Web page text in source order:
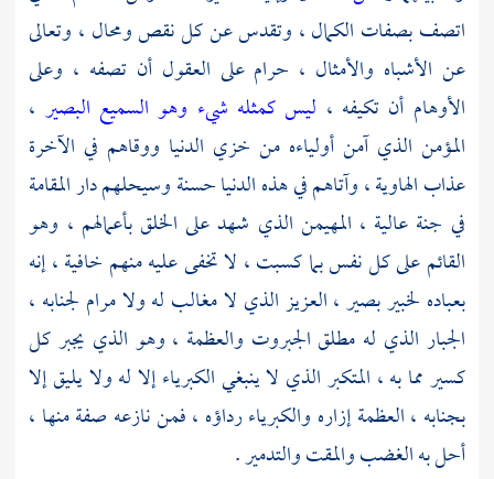
اتصف بصفات الكمال ، وتقدس عن كل نقص ومحال ، وتعالى
عن الأشباه والأمثال ، حرام على العقول أن تصفه ، وعلى
الأوهام أن تكيفه ، ليس كمثله شيء وهو السميع البصير ،
المؤمن الذي آمن أولياءه من خزي الدنيا ووقاهم في الآخرة
عذاب الهاوية ، وآتاهم في هذه الدنيا حسنة وسيحلهم دار المقامة
في جنة عالية ، المهيمن الذي شهد على الخلق بأعمالهم ، وهو
القائم على كل نفس بما كسبت ، لا تخفى عليه منهم خافية ، إنه
بعباده لخبير بصير ، العزيز الذي لا مغالب له ولا مرام لجنابه ،
الجبار الذي له مطلق الجبروت والعظمة ، وهو الذي يجبر كل
كسير مما به ، المتكبر الذي لا ينبغي الكبرياء إلا له ولا يليق إلا
بجنابه ، العظمة إزاره والكبرياء رداؤه ، فمن نازعه صفة منها ،
أحل به الغضب والمقت والتدمير .